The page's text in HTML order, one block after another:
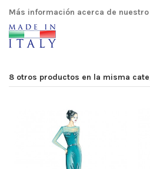
Más información acerca de
8 otros productos en la misma